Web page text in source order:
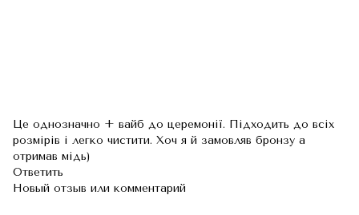
Це однозначно + вайб до церемонії. Підходить до всіх
розмірів і легко чистити. Хоч я й замовляв бронзу а
отримав мідь)
Ответить
Новый отзыв или комментарий